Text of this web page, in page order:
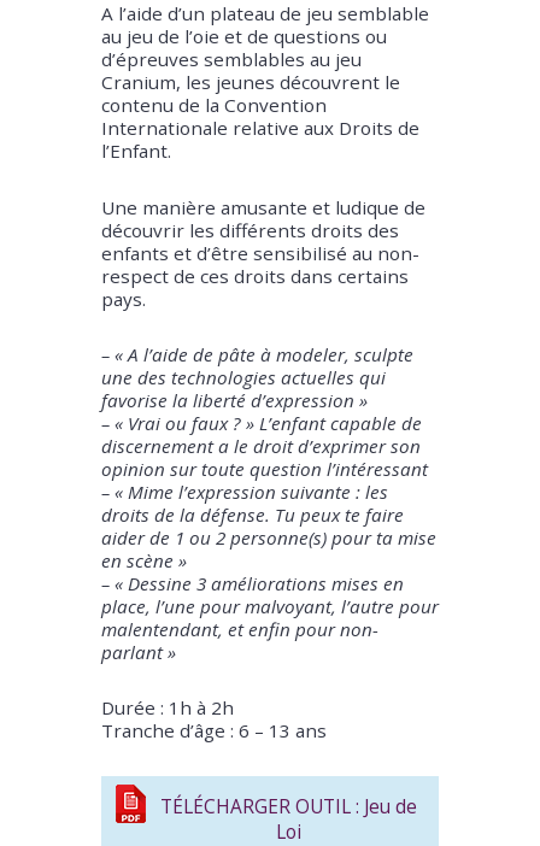
A l’aide d’un plateau de jeu semblable
au jeu de l’oie et de questions ou
d’épreuves semblables au jeu
Cranium, les jeunes découvrent le
contenu de la Convention
Internationale relative aux Droits de
l’Enfant.
Une manière amusante et ludique de
découvrir les différents droits des
enfants et d’être sensibilisé au non-
respect de ces droits dans certains
pays.
– « A l’aide de pâte à modeler, sculpte
une des technologies actuelles qui
favorise la liberté d’expression »
– « Vrai ou faux ? » L’enfant capable de
discernement a le droit d’exprimer son
opinion sur toute question l’intéressant
– « Mime l’expression suivante : les
droits de la défense. Tu peux te faire
aider de 1 ou 2 personne(s) pour ta mise
en scène »
– « Dessine 3 améliorations mises en
place, l’une pour malvoyant, l’autre pour
malentendant, et enfin pour non-
parlant »
Durée : 1h à 2h
Tranche d’âge : 6 – 13 ans
TÉLÉCHARGER OUTIL : Jeu de
Loi